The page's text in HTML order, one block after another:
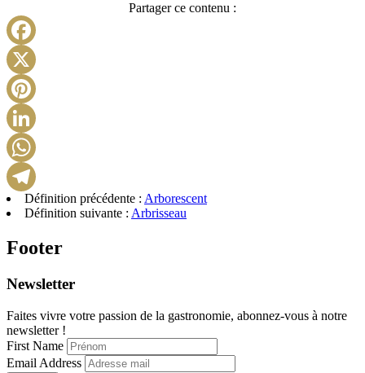
Partager ce contenu :
Telegram
Définition précédente : Arborescent
Définition suivante : Arbrisseau
Footer
Newsletter
Faites vivre votre passion de la gastronomie, abonnez-vous à notre
newsletter !
First Name
Email Address